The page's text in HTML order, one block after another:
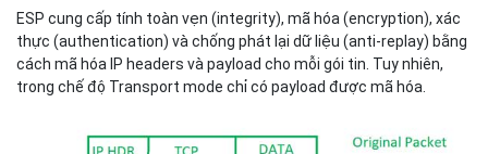
IPSec giúp mã hóa dữ liệu lớp ứng dụng
Các thành phần của IPSec